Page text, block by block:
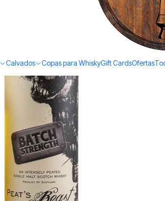
Calvados Copas para WhiskyGift CardsOfertas